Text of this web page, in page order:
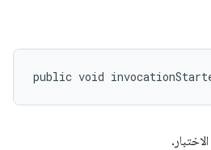
public void